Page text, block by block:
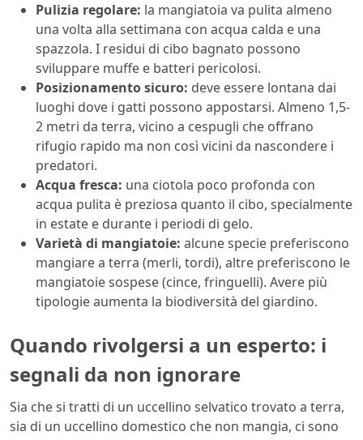
Pulizia regolare: la mangiatoia va pulita almeno
una volta alla settimana con acqua calda e una
spazzola. I residui di cibo bagnato possono
sviluppare muffe e batteri pericolosi.
Posizionamento sicuro: deve essere lontana dai
luoghi dove i gatti possono appostarsi. Almeno 1,5-
2 metri da terra, vicino a cespugli che offrano
rifugio rapido ma non così vicini da nascondere i
predatori.
Acqua fresca: una ciotola poco profonda con
acqua pulita è preziosa quanto il cibo, specialmente
in estate e durante i periodi di gelo.
Varietà di mangiatoie: alcune specie preferiscono
mangiare a terra (merli, tordi), altre preferiscono le
mangiatoie sospese (cince, fringuelli). Avere più
tipologie aumenta la biodiversità del giardino.
Quando rivolgersi a un esperto: i
segnali da non ignorare
Sia che si tratti di un uccellino selvatico trovato a terra,
sia di un uccellino domestico che non mangia, ci sono